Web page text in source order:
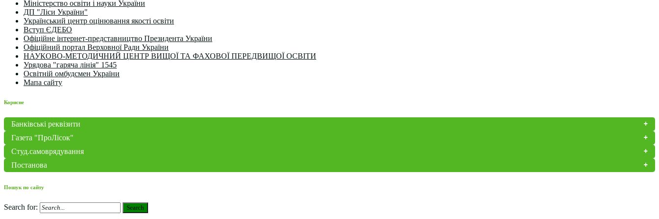
Міністерство освіти і науки України
ДП "Ліси України"
Український центр оцінювання якості освіти
Вступ ЄДЕБО
Офіційне інтернет-представництво Президента України
Офіційний портал Верховної Ради України
НАУКОВО-МЕТОДИЧНИЙ ЦЕНТР ВИЩОЇ ТА ФАХОВОЇ ПЕРЕДВИЩОЇ ОСВІТИ
Урядова "гаряча лінія" 1545
Освітній омбудсмен України
Мапа сайту
Корисне
Банківські реквізити
Газета "ПроЛісок"
Студ.самоврядування
Постанова
Пошук по сайту
Search for: Search